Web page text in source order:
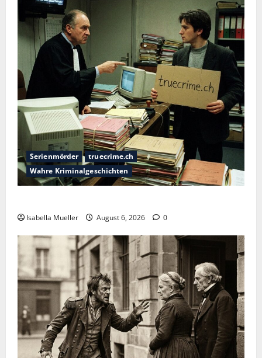
Serienmörder
truecrime.ch
Wahre Kriminalgeschichten
Isabella Mueller August 6, 2026 0